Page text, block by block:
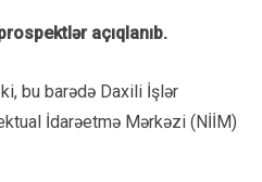
açıqlanıb.
bu barədə Daxili İşlər
İdarəetmə Mərkəzi (NİİM)